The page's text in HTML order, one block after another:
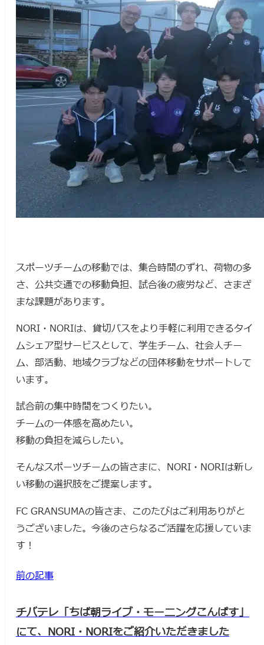
スポーツチームの移動では、集合時間のずれ、荷物の多
さ、公共交通での移動負担、試合後の疲労など、さまざ
まな課題があります。
NORI・NORIは、貸切バスをより手軽に利用できるタイ
ムシェア型サービスとして、学生チーム、社会人チー
ム、部活動、地域クラブなどの団体移動をサポートして
います。
試合前の集中時間をつくりたい。
チームの一体感を高めたい。
移動の負担を減らしたい。
そんなスポーツチームの皆さまに、NORI・NORIは新し
い移動の選択肢をご提案します。
FC GRANSUMAの皆さま、このたびはご利用ありがと
うございました。今後のさらなるご活躍を応援していま
す！
前の記事
チバテレ「ちば朝ライブ・モーニングこんぱす」
にて、NORI・NORIをご紹介いただきました